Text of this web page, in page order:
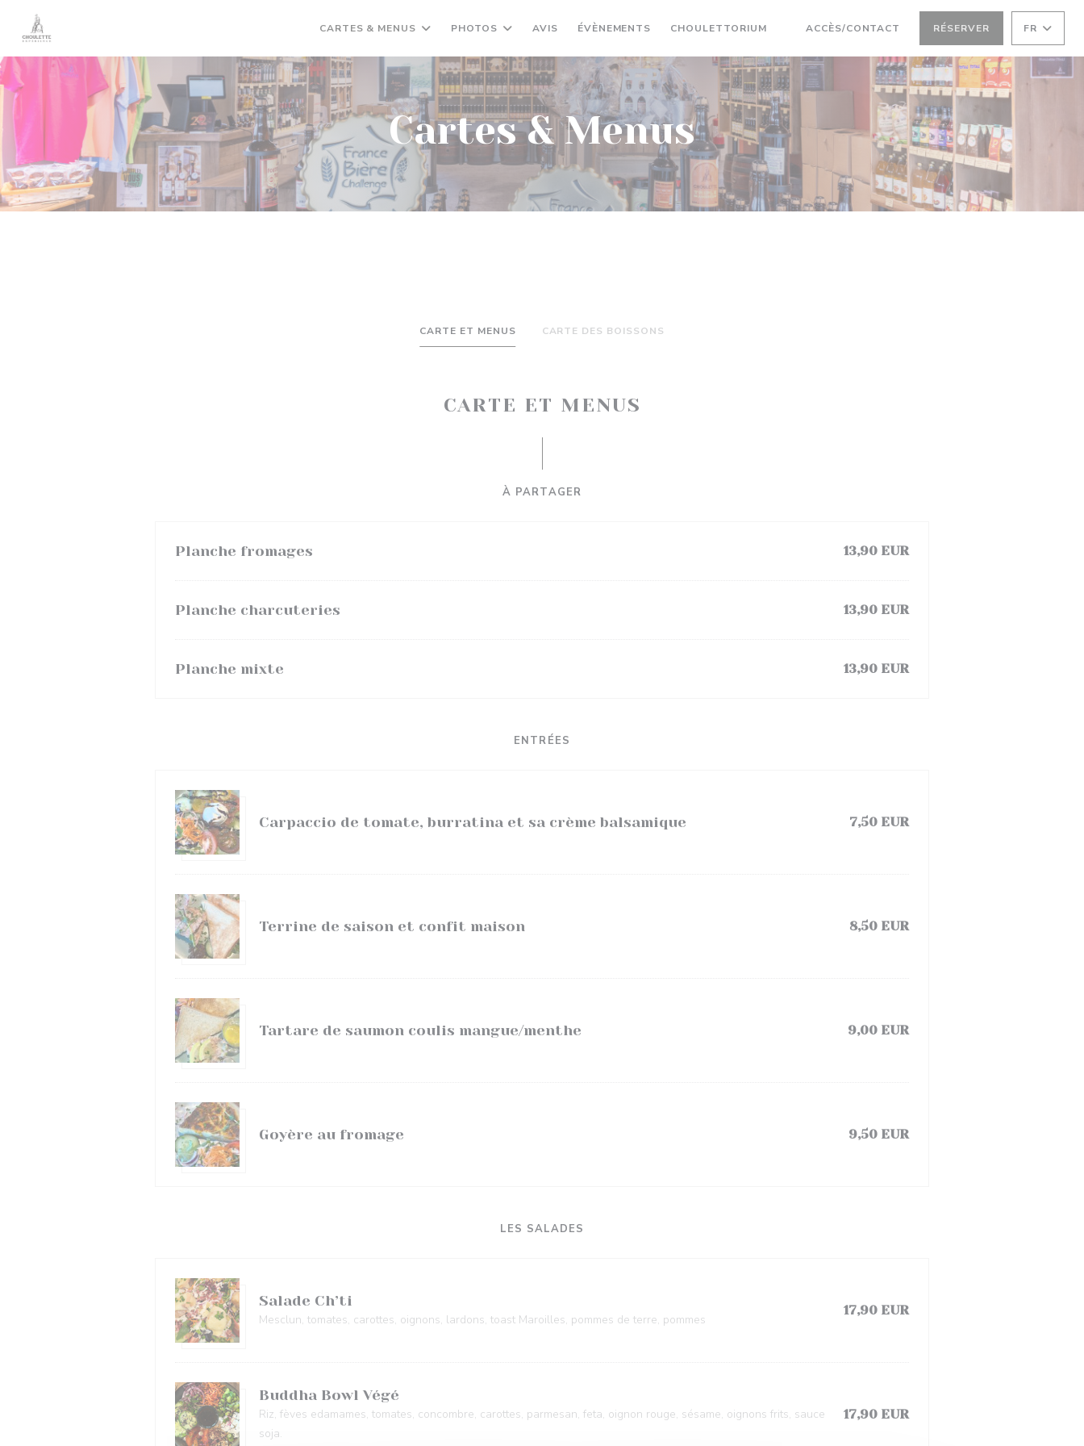
Personnalisation de vos choix en matière de cookies
CARTES & MENUS PHOTOS AVIS ÉVÈNEMENTS CHOULETTORIUM ACCÈS/CONTACT RÉSERVER FR
Cartes & Menus
CARTE ET MENUS CARTE DES BOISSONS
CARTE ET MENUS
À PARTAGER
Planche fromages 13,90 EUR
Planche charcuteries 13,90 EUR
Planche mixte 13,90 EUR
ENTRÉES
Carpaccio de tomate, burratina et sa crème balsamique 7,50 EUR
Terrine de saison et confit maison 8,50 EUR
Tartare de saumon coulis mangue/menthe 9,00 EUR
Goyère au fromage 9,50 EUR
LES SALADES
Salade Ch’ti
Mesclun, tomates, carottes, oignons, lardons, toast Maroilles, pommes de terre, pommes
17,90 EUR
Buddha Bowl Végé
Riz, fèves edamames, tomates, concombre, carottes, parmesan, feta, oignon rouge, sésame, oignons frits, sauce
soja.
17,90 EUR